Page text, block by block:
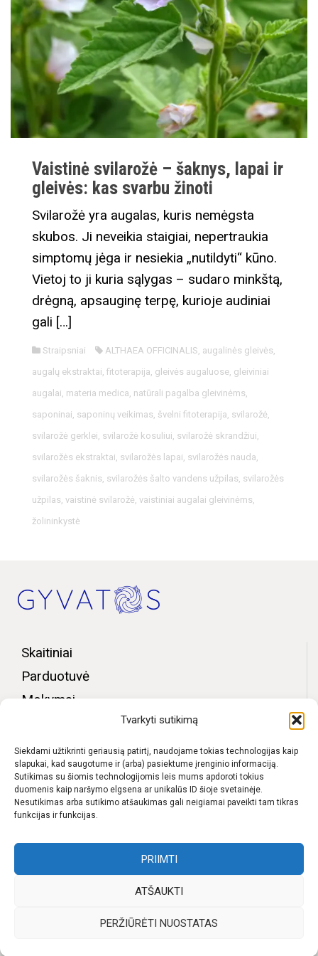
Tvarkyti sutikimą
Siekdami užtikrinti geriausią patirtį, naudojame tokias technologijas kaip
slapukai, kad saugotume ir (arba) pasiektume įrenginio informaciją.
Sutikimas su šiomis technologijomis leis mums apdoroti tokius
duomenis kaip naršymo elgsena ar unikalūs ID šioje svetainėje.
Nesutikimas arba sutikimo atšaukimas gali neigiamai paveikti tam tikras
funkcijas ir funkcijas.
PRIIMTI
ATŠAUKTI
PERŽIŪRĖTI NUOSTATAS
Vaistinė svilarožė – šaknys, lapai ir
gleivės: kas svarbu žinoti
Svilarožė yra augalas, kuris nemėgsta
skubos. Ji neveikia staigiai, nepertraukia
simptomų jėga ir nesiekia „nutildyti“ kūno.
Vietoj to ji kuria sąlygas – sudaro minkštą,
drėgną, apsauginę terpę, kurioje audiniai
gali […]
Straipsniai ALTHAEA OFFICINALIS, augalinės gleivės,
augalų ekstraktai, fitoterapija, gleivės augaluose, gleiviniai
augalai, materia medica, natūrali pagalba gleivinėms,
saponinai, saponinų veikimas, švelni fitoterapija, svilarožė,
svilarožė gerklei, svilarožė kosuliui, svilarožė skrandžiui,
svilarožės ekstraktai, svilarožės lapai, svilarožės nauda,
svilarožės šaknis, svilarožės šalto vandens užpilas, svilarožės
užpilas, vaistinė svilarožė, vaistiniai augalai gleivinėms,
žolininkystė
Skaitiniai
Parduotuvė
Mokymai
Bendruomenės zona
Apie mus
Kontaktai
D.U.K.
Pristatymas
Privatumo politika
b
n
h
o